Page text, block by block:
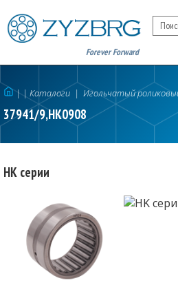
Forever Forward
|| Каталоги | Игольчатый
37941/9,HK0908
HK серии